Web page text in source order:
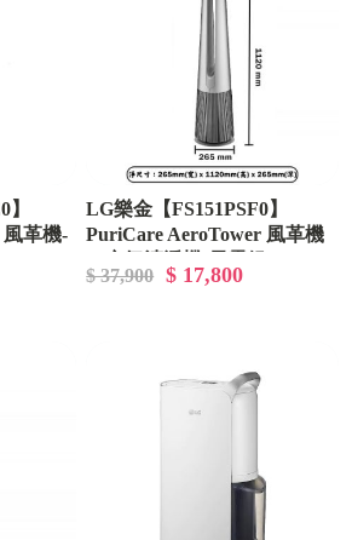
革機-
LG樂金【FS151PSF0】
PuriCare AeroTower 風革機
$ 37,900 $ 17,800